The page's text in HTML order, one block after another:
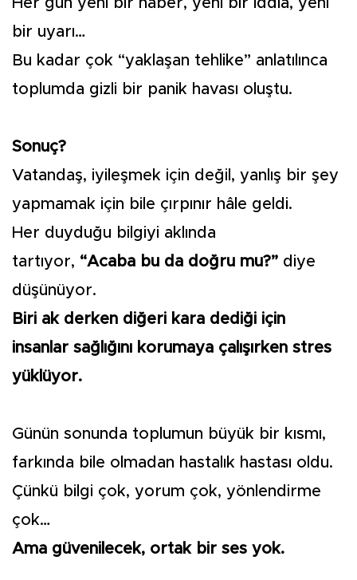
Her gün yeni bir haber, yeni bir iddia, yeni
bir uyarı…
Bu kadar çok “yaklaşan tehlike” anlatılınca
toplumda gizli bir panik havası oluştu.
Sonuç?
Vatandaş, iyileşmek için değil, yanlış bir şey
yapmamak için bile çırpınır hâle geldi.
Her duyduğu bilgiyi aklında
tartıyor, “Acaba bu da doğru mu?” diye
düşünüyor.
Biri ak derken diğeri kara dediği için
insanlar sağlığını korumaya çalışırken stres
yüklüyor.
Günün sonunda toplumun büyük bir kısmı,
farkında bile olmadan hastalık hastası oldu.
Çünkü bilgi çok, yorum çok, yönlendirme
çok…
Ama güvenilecek, ortak bir ses yok.